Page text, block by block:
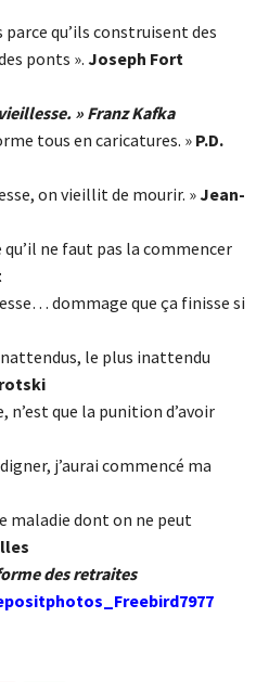
parce qu’ils construisent des
ponts ». Joseph Fort
» Franz Kafka
tous en caricatures. » P.D.
on vieillit de mourir. »Jean-
ne faut pas la commencer
dommage que ça finisse si
le plus inattendu
n’est que la punition d’avoir
j’aurai commencé ma
maladie dont on ne peut
des retraites